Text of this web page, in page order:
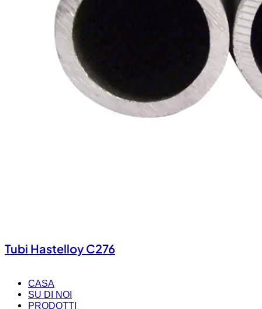
Tubi Hastelloy C276
CASA
SU DI NOI
PRODOTTI